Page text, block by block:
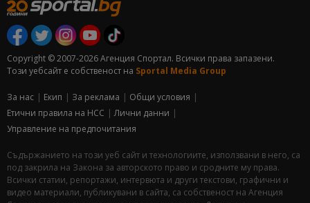
Copyright © 2007-2026 Агенция Спортал. Всички права запазени.
Този уебсайт е собственост на Sportal Media Group
За нас Екип За рекламa
Общи условия
Етични правила на НСС
Лични данни
Управление на предпочитания
Съдържанието на този уеб сайт и технологиите, използвани в него, са
под закрила на Закона за авторското право и сродните му права.
Всички статии, репортажи, интервюта и други текстови, графични и
видео материали, публикувани в сайта, са собственост на Агенция